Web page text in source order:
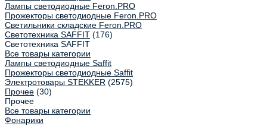
Лампы светодиодные Feron.PRO
Прожекторы светодиодные Feron.PRO
Светильники складские Feron.PRO
Светотехника SAFFIT (176)
Светотехника SAFFIT
Все товары категории
Лампы светодиодные Saffit
Прожекторы светодиодные Saffit
Электротовары STEKKER (2575)
Прочее (30)
Прочее
Все товары категории
Фонарики